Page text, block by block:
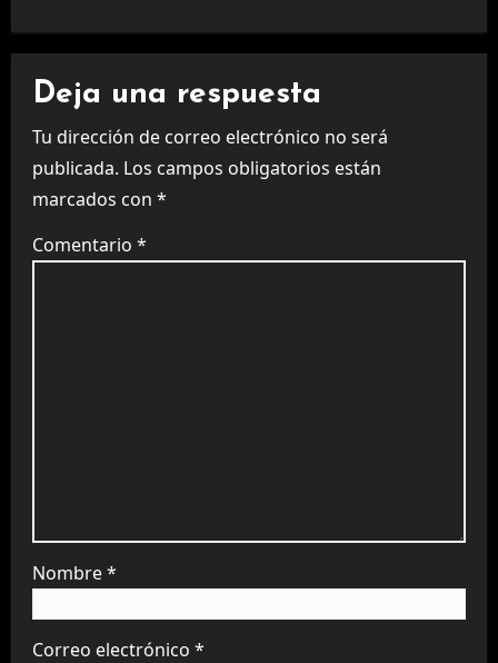
Deja una respuesta
Tu dirección de correo electrónico no será
publicada. Los campos obligatorios están
marcados con *
Comentario *
Nombre*
Correo electrónico *